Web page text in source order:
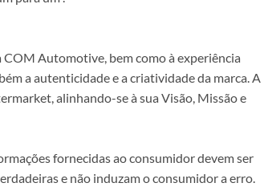
COM Automotive, bem como à experiência
a autenticidade e a criatividade da marca. A
alinhando-se à sua Visão, Missão e
fornecidas ao consumidor devem ser
e não induzam o consumidor a erro.